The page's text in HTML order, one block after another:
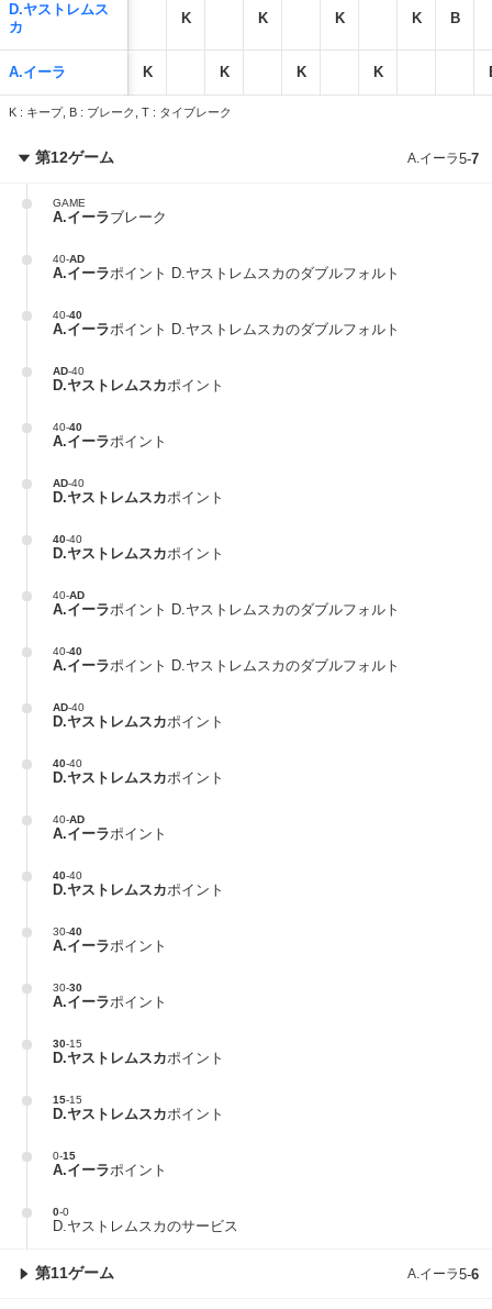
D.ヤストレムス
カ
K K K K B
A.イーラ K K K K
K : キープ, B : ブレーク, T : タイブレーク
第12ゲーム A.イーラ5-7
GAME
A.イーラブレーク
40-AD
A.イーラポイント D.ヤストレムスカのダブルフォルト
40-40
A.イーラポイント D.ヤストレムスカのダブルフォルト
AD-40
D.ヤストレムスカポイント
40-40
A.イーラポイント
AD-40
D.ヤストレムスカポイント
40-40
D.ヤストレムスカポイント
40-AD
A.イーラポイント D.ヤストレムスカのダブルフォルト
40-40
A.イーラポイント D.ヤストレムスカのダブルフォルト
AD-40
D.ヤストレムスカポイント
40-40
D.ヤストレムスカポイント
40-AD
A.イーラポイント
40-40
D.ヤストレムスカポイント
30-40
A.イーラポイント
30-30
A.イーラポイント
30-15
D.ヤストレムスカポイント
15-15
D.ヤストレムスカポイント
0-15
A.イーラポイント
0-0
D.ヤストレムスカのサービス
第11ゲーム A.イーラ5-6